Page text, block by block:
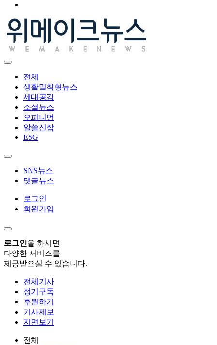
전체
생활밀착형뉴스
세대공감
소셜뉴스
오피니언
알쓸신잡
ESG
SNS뉴스
댓글뉴스
로그인
회원가입
로그인을 하시면
다양한 서비스를
제공받으실 수 있습니다.
전체기사
정기구독
후원하기
기사제보
지면보기
전체